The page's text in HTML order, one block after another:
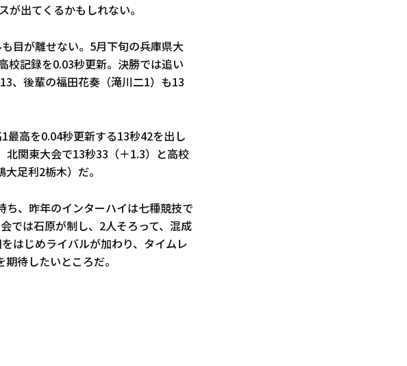
が出てくるかもしれない。
目が離せない。5月下旬の兵庫県大
校記録を0.03秒更新。決勝では追い
、後輩の福田花奏（滝川二1）も13
最高を0.04秒更新する13秒42を出し
北関東大会で13秒33（＋1.3）と高校
足利2栃木）だ。
ち、昨年のインターハイは七種競技で
では石原が制し、2人そろって、混成
はじめライバルが加わり、タイムレ
待したいところだ。